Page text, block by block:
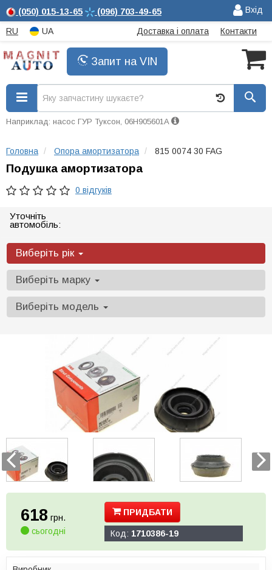
(050) 015-13-65 (096) 703-49-65 Вхід
RU UA Доставка і оплата Контакти
Запит на VIN
Наприклад: насос ГУР Туксон, 06H905601A
Головна Опора амортизатора 815 0074 30 FAG
Подушка амортизатора
0 відгуків
Уточніть
автомобіль:
Виберіть рік
Виберіть марку
Виберіть модель
618 грн.
сьогодні
ПРИДБАТИ
Код: 1710386-19